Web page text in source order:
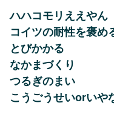
ハハコモリええやん
コイツの耐性を褒め
とびかかる
なかまづくり
つるぎのまい
こうごうせいorいや